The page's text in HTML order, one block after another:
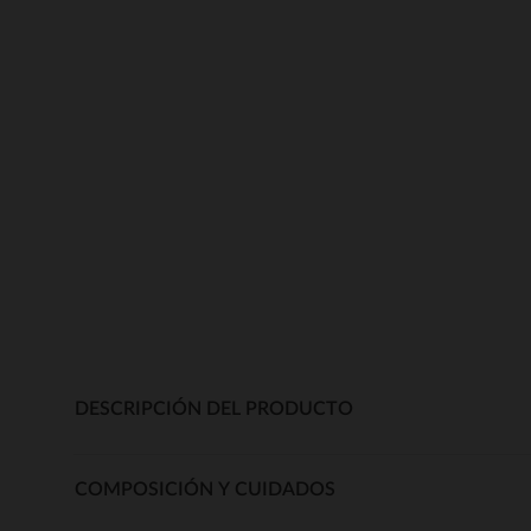
DESCRIPCIÓN DEL PRODUCTO
COMPOSICIÓN Y CUIDADOS